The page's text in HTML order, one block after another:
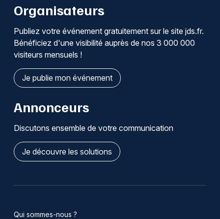
Organisateurs
Publiez votre événement gratuitement sur le site jds.fr.
Bénéficiez d'une visibilité auprès de nos 3 000 000
visiteurs mensuels !
Je publie mon événement
Annonceurs
Discutons ensemble de votre communication
Je découvre les solutions
Qui sommes-nous ?